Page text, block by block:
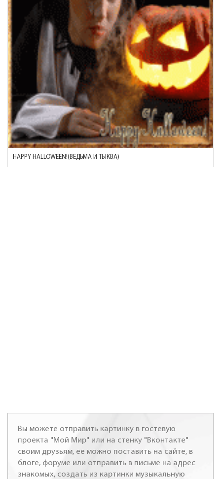
HAPPY HALLOWEEN!(ВЕДЬМА И ТЫКВА)
Вы можете отправить картинку в гостевую
проекта "Мой Мир" или на стенку "Вконтакте"
своим друзьям, ее можно поставить на сайте, в
блоге, форуме или отправить в письме на адрес
знакомых, создать из картинки музыкальную